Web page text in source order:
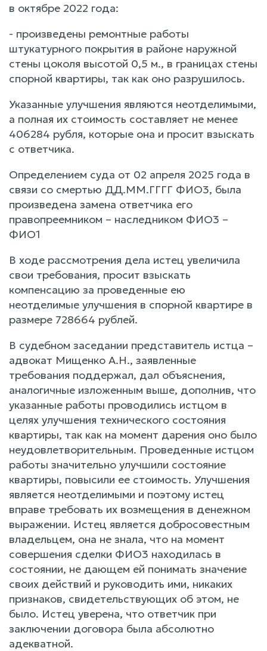
в октябре 2022 года:
- произведены ремонтные работы
штукатурного покрытия в районе наружной
стены цоколя высотой 0,5 м., в границах стены
спорной квартиры, так как оно разрушилось.
Указанные улучшения являются неотделимыми,
а полная их стоимость составляет не менее
406284 рубля, которые она и просит взыскать
с ответчика.
Определением суда от 02 апреля 2025 года в
связи со смертью ДД.ММ.ГГГГ ФИО3, была
произведена замена ответчика его
правопреемником – наследником ФИО3 –
ФИО1
В ходе рассмотрения дела истец увеличила
свои требования, просит взыскать
компенсацию за проведенные ею
неотделимые улучшения в спорной квартире в
размере 728664 рублей.
В судебном заседании представитель истца –
адвокат Мищенко А.Н., заявленные
требования поддержал, дал объяснения,
аналогичные изложенным выше, дополнив, что
указанные работы проводились истцом в
целях улучшения технического состояния
квартиры, так как на момент дарения оно было
неудовлетворительным. Проведенные истцом
работы значительно улучшили состояние
квартиры, повысили ее стоимость. Улучшения
является неотделимыми и поэтому истец
вправе требовать их возмещения в денежном
выражении. Истец является добросовестным
владельцем, она не знала, что на момент
совершения сделки ФИО3 находилась в
состоянии, не дающем ей понимать значение
своих действий и руководить ими, никаких
признаков, свидетельствующих об этом, не
было. Истец уверена, что ответчик при
заключении договора была абсолютно
адекватной.